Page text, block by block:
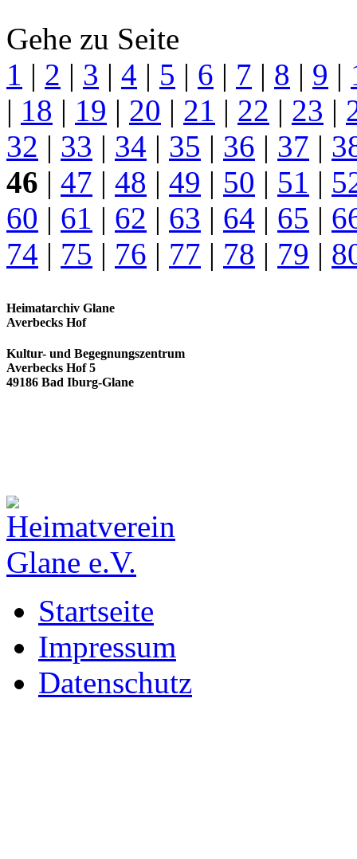
Gehe zu Seite
1 | 2 | 3 | 4 | 5 | 6 | 7 | 8 | 9 |
| 18 | 19 | 20 | 21 | 22 | 23 |
32 | 33 | 34 | 35 | 36 | 37 |
46 | 47 | 48 | 49 | 50 | 51 |
60 | 61 | 62 | 63 | 64 | 65 |
74 | 75 | 76 | 77 | 78 | 79 |
Heimatarchiv Glane
Averbecks Hof
Kultur- und Begegnungszentrum
Averbecks Hof 5
49186 Bad Iburg-Glane
Startseite
Impressum
Datenschutz